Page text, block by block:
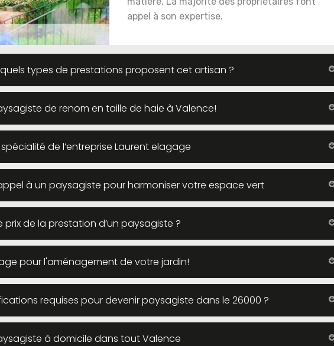
appel à son expertise.
types de prestations proposent cet artisan ?
de renom en taille de haie à Valence!
de l’entreprise Laurent elagage
à un paysagiste pour harmoniser votre espace vert
de la prestation d’un paysagiste ?
pour l'aménagement de votre jardin!
requises pour devenir paysagiste dans le 26000 ?
à domicile dans tout Valence